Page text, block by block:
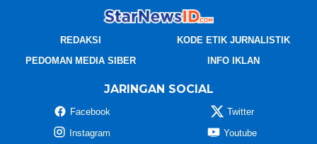
REDAKSI
KODE ETIK JURNALISTIK
PEDOMAN MEDIA SIBER
INFO IKLAN
JARINGAN SOCIAL
Facebook
Twitter
Instagram
Youtube